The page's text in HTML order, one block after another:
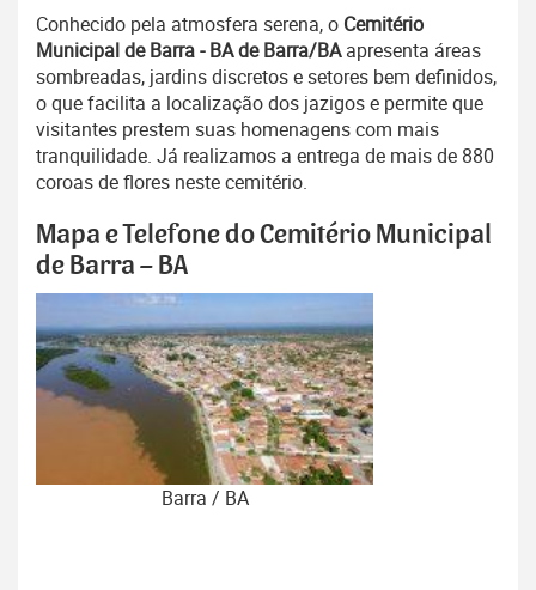
Conhecido pela atmosfera serena, o Cemitério
Municipal de Barra - BA de Barra/BAapresenta áreas
sombreadas, jardins discretos e setores bem definidos,
o que facilita a localização dos jazigos e permite que
visitantes prestem suas homenagens com mais
tranquilidade. Já realizamos a entrega de mais de 880
coroas de flores neste cemitério.
Mapa e Telefone do Cemitério Municipal
de Barra – BA
Barra / BA